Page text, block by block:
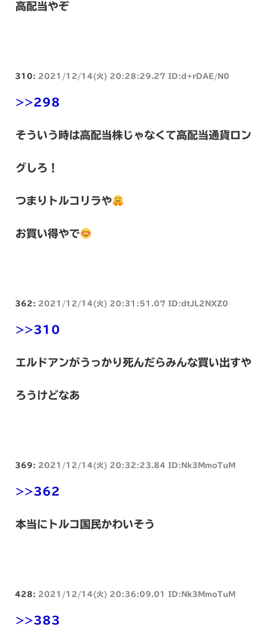
高配当やぞ
310: 2021/12/14(火) 20:28:29.27 ID:d+rDAE/N0
>>298
そういう時は高配当株じゃなくて高配当通貨ロン
グしろ！
つまりトルコリラや
お買い得やで
362: 2021/12/14(火) 20:31:51.07 ID:dtJL2NXZ0
>>310
エルドアンがうっかり死んだらみんな買い出すや
ろうけどなあ
369: 2021/12/14(火) 20:32:23.84 ID:Nk3MmoTuM
>>362
本当にトルコ国民かわいそう
428: 2021/12/14(火) 20:36:09.01 ID:Nk3MmoTuM
>>383